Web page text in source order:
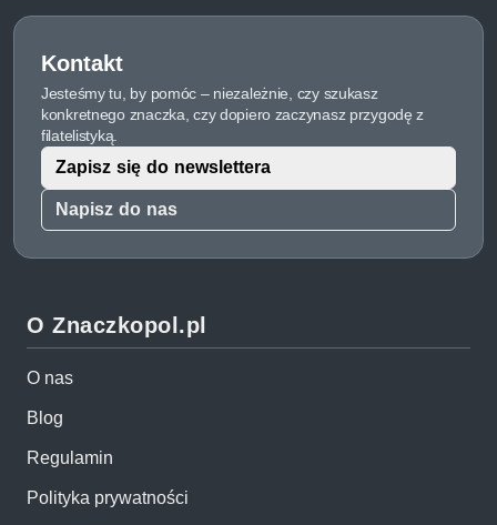
Kontakt
Jesteśmy tu, by pomóc – niezależnie, czy szukasz
konkretnego znaczka, czy dopiero zaczynasz przygodę z
filatelistyką.
Napisz do nas
Zapisz się do newslettera
O Znaczkopol.pl
O nas
Blog
Regulamin
Polityka prywatności